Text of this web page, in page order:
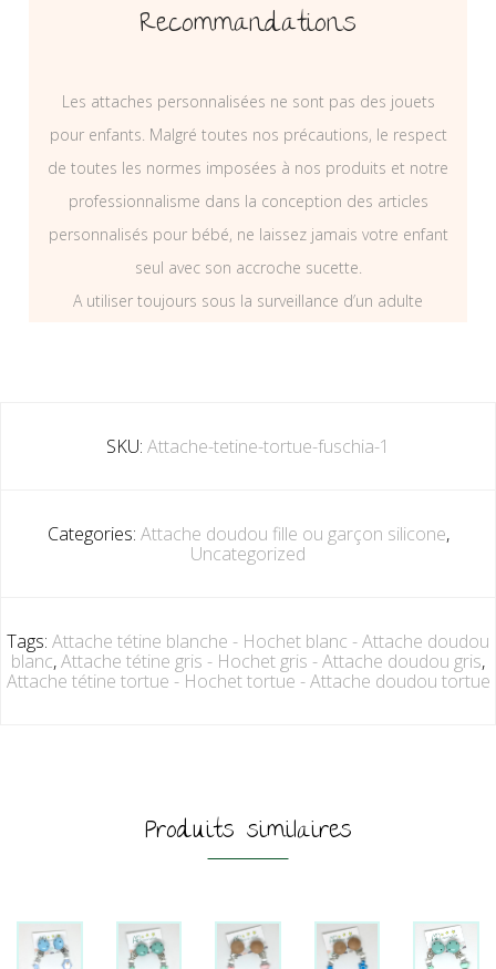
Recommandations
Les attaches personnalisées ne sont pas des jouets
pour enfants. Malgré toutes nos précautions, le respect
de toutes les normes imposées à nos produits et notre
professionnalisme dans la conception des articles
personnalisés pour bébé, ne laissez jamais votre enfant
seul avec son accroche sucette.
A utiliser toujours sous la surveillance d’un adulte
SKU: Attache-tetine-tortue-fuschia-1
Categories: Attache doudou fille ou garçon silicone,
Uncategorized
Tags: Attache tétine blanche - Hochet blanc - Attache doudou
blanc,Attache tétine gris - Hochet gris - Attache doudou gris,
Attache tétine tortue - Hochet tortue - Attache doudou tortue
Produits similaires